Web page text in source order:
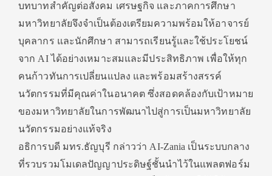
บทบาทสำคัญต่อสังคม เศรษฐกิจ และภาคการศึกษา
มหาวิทยาลัยจึงจำเป็นต้องเตรียมความพร้อมให้อาจารย์
บุคลากร และนักศึกษา สามารถเรียนรู้และใช้ประโยชน์
จาก AI ได้อย่างเหมาะสมและมีประสิทธิภาพ เพื่อให้ทุก
คนก้าวทันการเปลี่ยนแปลง และพร้อมสร้างสรรค์
นวัตกรรมที่มีคุณค่าในอนาคต ซึ่งสอดคล้องกับเป้าหมาย
ของมหาวิทยาลัยในการพัฒนาไปสู่การเป็นมหาวิทยาลัย
นวัตกรรมอย่างแท้จริง
อธิการบดี มทร.ธัญบุรี กล่าวว่า AI-Zania เป็นระบบกลาง
ที่รวบรวมโมเดลปัญญาประดิษฐ์ชั้นนำไว้ในแพลตฟอร์ม